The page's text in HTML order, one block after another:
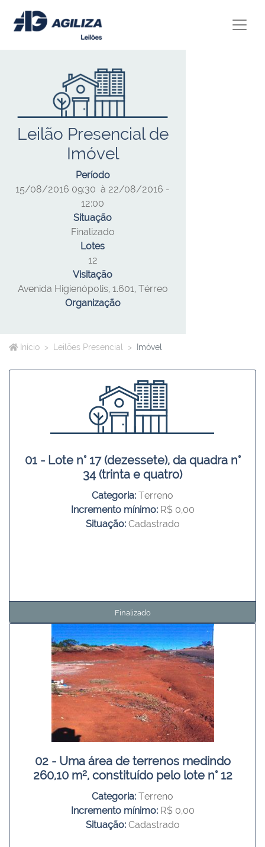
Leilão Presencial de
Imóvel
Período
15/08/2016 09:30 à 22/08/2016 -
12:00
Situação
Finalizado
Lotes
12
Visitação
Avenida Higienópolis, 1.601, Térreo
Organização
Início Leilões Presencial Imóvel
01 - Lote n° 17 (dezessete), da quadra n°
34 (trinta e quatro)
Categoria: Terreno
Incremento mínimo: R$ 0,00
Situação: Cadastrado
Finalizado
02 - Uma área de terrenos medindo
260,10 m², constituído pelo lote n° 12
Categoria: Terreno
Incremento mínimo: R$ 0,00
Situação: Cadastrado